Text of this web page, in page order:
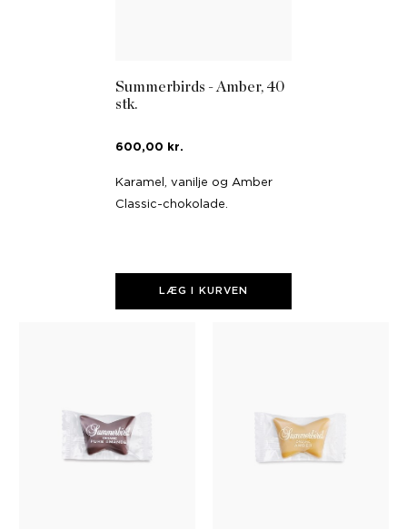
Summerbirds - Amber, 40
stk.
600,00 kr.
Karamel, vanilje og Amber
Classic-chokolade.
LÆG I KURVEN